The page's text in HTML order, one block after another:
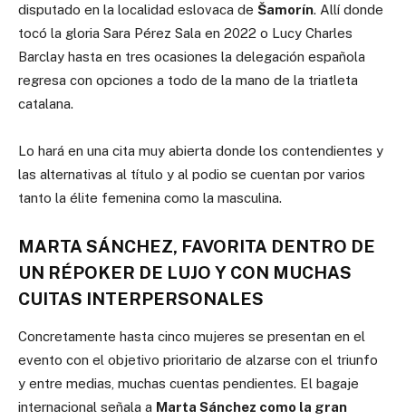
disputado en la localidad eslovaca de Šamorín. Allí donde
tocó la gloria Sara Pérez Sala en 2022 o Lucy Charles
Barclay hasta en tres ocasiones la delegación española
regresa con opciones a todo de la mano de la triatleta
catalana.
Lo hará en una cita muy abierta donde los contendientes y
las alternativas al título y al podio se cuentan por varios
tanto la élite femenina como la masculina.
MARTA SÁNCHEZ, FAVORITA DENTRO DE
UN RÉPOKER DE LUJO Y CON MUCHAS
CUITAS INTERPERSONALES
Concretamente hasta cinco mujeres se presentan en el
evento con el objetivo prioritario de alzarse con el triunfo
y entre medias, muchas cuentas pendientes. El bagaje
internacional señala a Marta Sánchez como la gran